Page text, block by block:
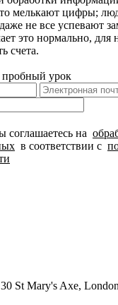
мелькают цифры;
не все успевают
это нормально, для
счета.
урок
на
в соответствии с
St Mary's Axe,